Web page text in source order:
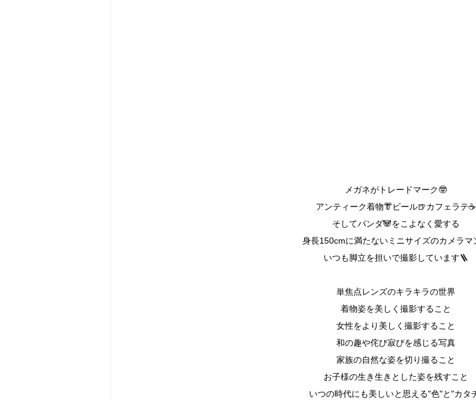
メガネがトレードマーク🤓
アンティーク着物👘ビール🍺カフェラテ☕️
そしてパンダ🐼をこよなく愛する
身長150cmに満たないミニサイズのカメラマ
いつも脚立を担いで撮影しています🪜
単焦点レンズのキラキラの世界
着物姿を美しく撮影すること
​女性をより美しく撮影すること
和の趣や侘び寂びを感じる写真
家族の自然な姿を切り撮ること
お子様の生き生きとした姿を残すこと
いつの時代にも美しいと思える"色"と"カタ